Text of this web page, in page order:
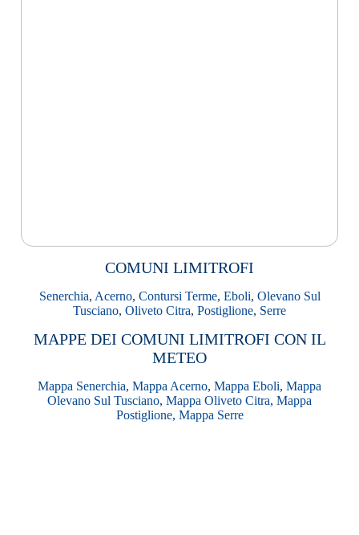
COMUNI LIMITROFI
Senerchia, Acerno, Contursi Terme, Eboli, Olevano Sul
Tusciano, Oliveto Citra, Postiglione, Serre
MAPPE DEI COMUNI LIMITROFI CON IL
METEO
Mappa Senerchia, Mappa Acerno, Mappa Eboli, Mappa
Olevano Sul Tusciano, Mappa Oliveto Citra, Mappa
Postiglione, Mappa Serre